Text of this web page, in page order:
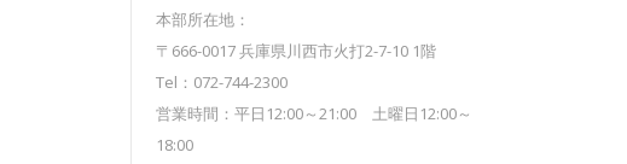
本部所在地：
〒666-0017 兵庫県川西市火打2-7-10 1階
Tel：072-744-2300
営業時間：平日12:00～21:00 土曜日12:00～
18:00